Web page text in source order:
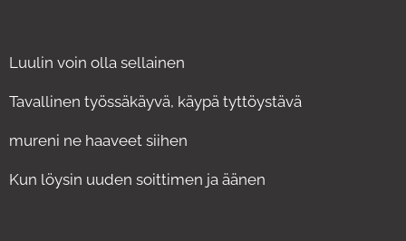
Luulin voin olla sellainen
Tavallinen työssäkäyvä, käypä tyttöystävä
mureni ne haaveet siihen
Kun löysin uuden soittimen ja äänen